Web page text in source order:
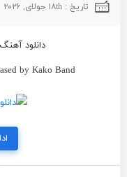
تاریخ : ۱۸th جولای, ۲۰۲۶
دانلود
by Kako Band